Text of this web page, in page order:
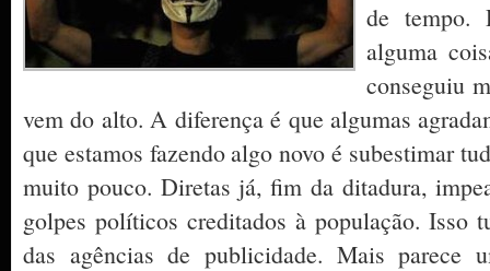
de tempo.
alguma
conseguiu
vem do alto. A diferença é que algumas
que estamos fazendo algo novo é subestimar
muito pouco. Diretas já, fim da ditadura,
golpes políticos creditados à população. Isso
das agências de publicidade. Mais parece